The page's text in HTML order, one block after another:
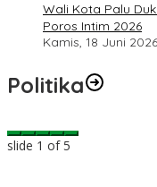
Wali Kota Palu
Poros Intim 2026
Kamis, 18 Juni 2026
Politika
slide 2 of 5